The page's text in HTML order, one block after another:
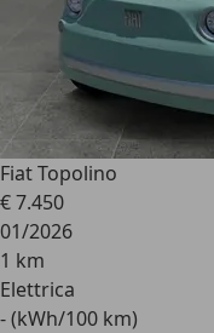
Fiat Topolino
€ 7.450
01/2026
1 km
Elettrica
- (kWh/100 km)